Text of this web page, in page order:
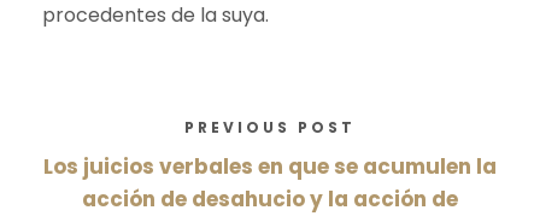
procedentes de la suya.
PREVIOUS POST
Los juicios verbales en que se acumulen la
acción de desahucio y la acción de